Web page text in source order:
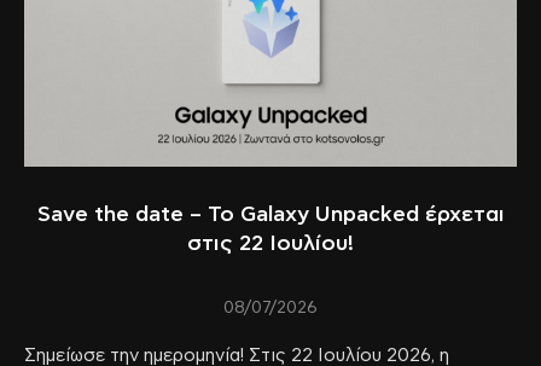
Save the date – Το Galaxy Unpacked έρχεται
στις 22 Ιουλίου!
08/07/2026
Σημείωσε την ημερομηνία! Στις 22 Ιουλίου 2026, η